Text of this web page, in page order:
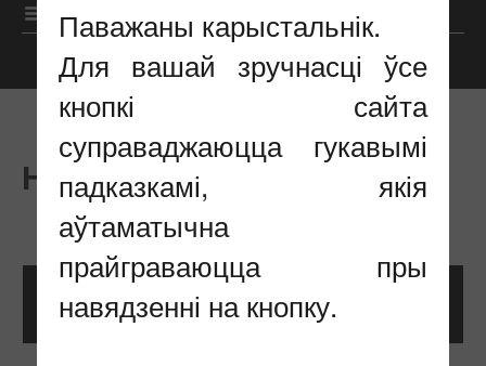
Паважаны карыстальнік.
Для вашай зручнасці ўсе
кнопкі сайта
суправаджаюцца гукавымі
падказкамі, якія
аўтаматычна
прайграваюцца пры
навядзенні на кнопку.
Меню
Налады адлюстравання
НАШЫ КАНТАКТЫ
НАПІСАЦЬ НАМ